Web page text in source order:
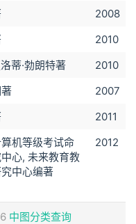
2008
2010
蒂·勃朗特著
2010
2007
2011
机等级考试命
心, 未来教育教
中心编著
2012
中图分类查询